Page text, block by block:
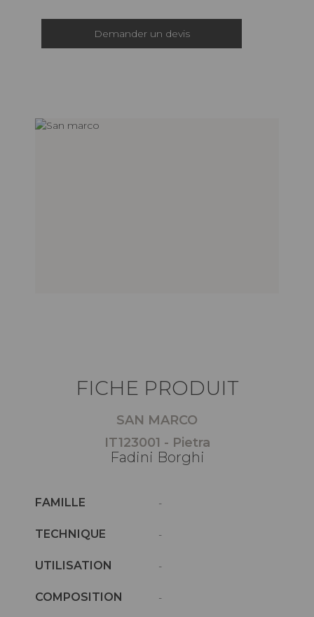
Demander un devis
FICHE PRODUIT
SAN MARCO
IT123001 - Pietra
Fadini Borghi
FAMILLE -
TECHNIQUE -
UTILISATION -
COMPOSITION -